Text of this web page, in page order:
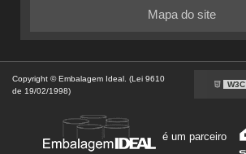
Mapa do site
Copyright © Embalagem Ideal. (Lei 9610
de 19/02/1998)
W3C
é um parceiro